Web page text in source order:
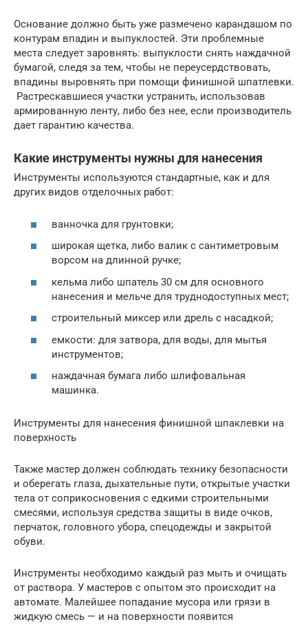
Основание должно быть уже размечено карандашом по
контурам впадин и выпуклостей. Эти проблемные
места следует заровнять: выпуклости снять наждачной
бумагой, следя за тем, чтобы не переусердствовать,
впадины выровнять при помощи финишной шпатлевки.
Растрескавшиеся участки устранить, использовав
армированную ленту, либо без нее, если производитель
дает гарантию качества.
Какие инструменты нужны для нанесения
Инструменты используются стандартные, как и для
других видов отделочных работ:
ванночка для грунтовки;
широкая щетка, либо валик с сантиметровым
ворсом на длинной ручке;
кельма либо шпатель 30 см для основного
нанесения и мельче для труднодоступных мест;
строительный миксер или дрель с насадкой;
емкости: для затвора, для воды, для мытья
инструментов;
наждачная бумага либо шлифовальная
машинка.
Инструменты для нанесения финишной шпаклевки на
поверхность
Также мастер должен соблюдать технику безопасности
и оберегать глаза, дыхательные пути, открытые участки
тела от соприкосновения с едкими строительными
смесями, используя средства защиты в виде очков,
перчаток, головного убора, спецодежды и закрытой
обуви.
Инструменты необходимо каждый раз мыть и очищать
от раствора. У мастеров с опытом это происходит на
автомате. Малейшее попадание мусора или грязи в
жидкую смесь — и на поверхности появится